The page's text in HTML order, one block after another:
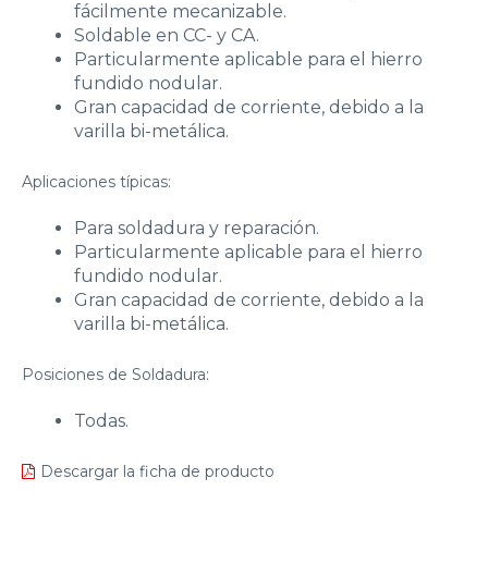
fácilmente mecanizable.
Soldable en CC- y CA.
Particularmente aplicable para el hierro
fundido nodular.
Gran capacidad de corriente, debido a la
varilla bi-metálica.
Aplicaciones típicas:
Para soldadura y reparación.
Particularmente aplicable para el hierro
fundido nodular.
Gran capacidad de corriente, debido a la
varilla bi-metálica.
Posiciones de Soldadura:
Todas.
Descargar la ficha de producto